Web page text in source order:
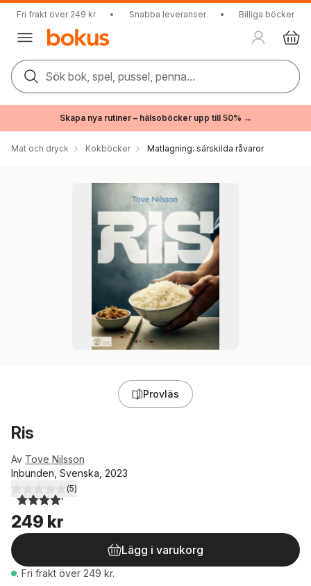
Fri frakt över 249 kr • Snabba leveranser • Billiga böcker
Sök bok, spel, pussel, penna...
Skapa nya rutiner – hälsoböcker upp till 50% →
Mat och dryck Kokböcker Matlagning: särskilda råvaror
Provläs
Ris
Av Tove Nilsson
Inbunden, Svenska, 2023
4,2utav 5 stjärnor. Totalt antal röster:
(5)
249 kr
Lägg i varukorg
. Fri frakt över 249 kr.